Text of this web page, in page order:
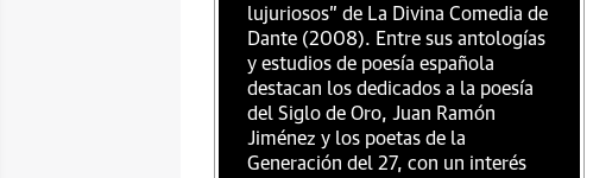
lujuriosos” de La Divina Comedia de
Dante (2008). Entre sus antologías
y estudios de poesía española
destacan los dedicados a la poesía
del Siglo de Oro, Juan Ramón
Jiménez y los poetas de la
Generación del 27, con un interés